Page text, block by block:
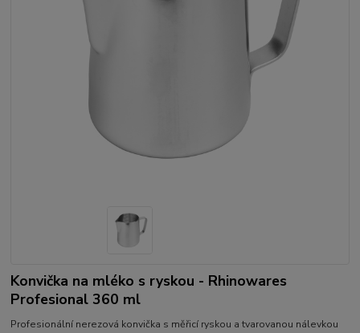
Konvička na mléko s ryskou - Rhinowares
Profesional 360 ml
Profesionální nerezová konvička s měřicí ryskou a tvarovanou nálevkou